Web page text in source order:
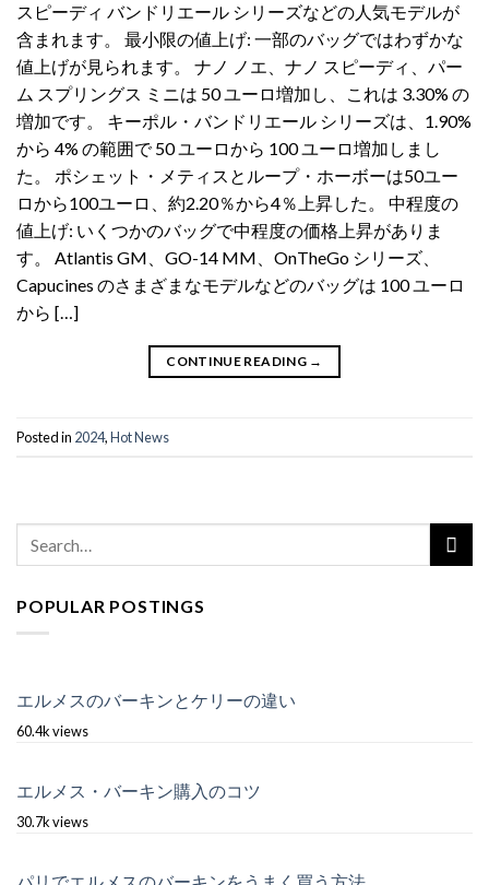
スピーディ バンドリエール シリーズなどの人気モデルが
含まれます。 最小限の値上げ: 一部のバッグではわずかな
値上げが見られます。 ナノ ノエ、ナノ スピーディ、パー
ム スプリングス ミニは 50 ユーロ増加し、これは 3.30% の
増加です。 キーポル・バンドリエール シリーズは、1.90%
から 4% の範囲で 50 ユーロから 100 ユーロ増加しまし
た。 ポシェット・メティスとループ・ホーボーは50ユー
ロから100ユーロ、約2.20％から4％上昇した。 中程度の
値上げ: いくつかのバッグで中程度の価格上昇がありま
す。 Atlantis GM、GO-14 MM、OnTheGo シリーズ、
Capucines のさまざまなモデルなどのバッグは 100 ユーロ
から […]
CONTINUE READING →
Posted in 2024,Hot News
POPULAR POSTINGS
エルメスのバーキンとケリーの違い
60.4k views
エルメス・バーキン購入のコツ
30.7k views